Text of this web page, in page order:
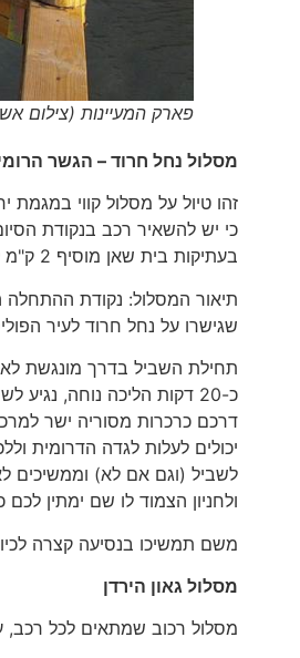
פארק המעיינות (צילום
מסלול נחל חרוד – הגשר
זהו טיול על מסלול קווי
בעתיקות בית שאן מוסיף 2 ק"מ לערך).
תיאור המסלול: נקודת ההתחלה
שגישרו על נחל חרוד לעיר
תחילת השביל בדרך מונגשת
כ-20 דקות הליכה נוחה,
דרכם כרכרות מסוריה ישר
יכולים לעלות לגדה הדרומית
ולחניון הצמוד לו שם ימתין
משם תמשיכו בנסיעה קצרה
מסלול גאון הירדן
מסלול רכוב שמתאים לכל